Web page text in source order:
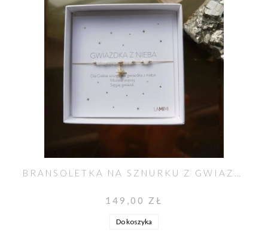
BRANSOLETKA NA SZNURKU Z GWIAZDKĄ KAMIEŃ KSIĘŻYCOWY
149,00 ZŁ
Do koszyka